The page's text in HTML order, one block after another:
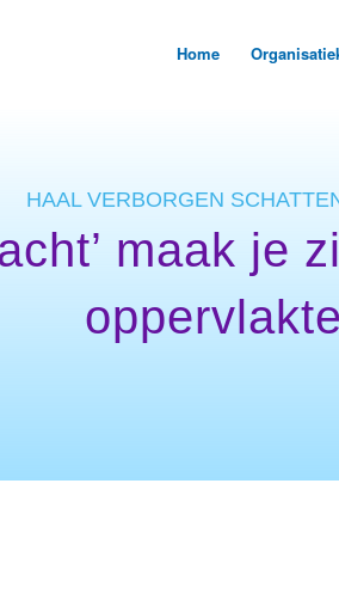
Home
HAAL VERBORGEN
maak je